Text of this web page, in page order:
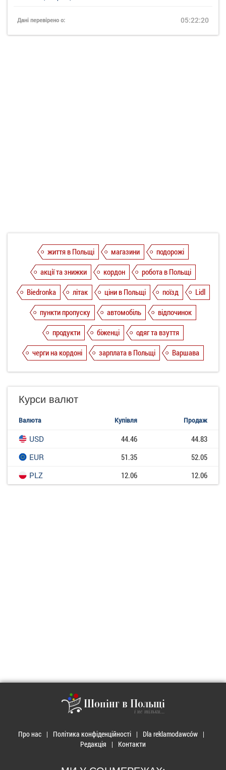
Дані перевірено о: 05:22:20
життя в Польщі магазини
подорожі
акції та знижки
кордон
робота в Польщі
Biedronka
літак ціни в Польщі поїзд
Lidl
пункти пропуску
автомобіль
відпочинок
продукти
біженці
одяг та взуття
черги на кордоні
зарплата в Польщі Варшава
Курси валют
Валюта Купівля Продаж
USD 44.46
44.83
EUR
51.35
52.05
PLZ
12.06 12.06
Шопінг в Польщі
і не тільки...
Про нас Політика конфіденційності
Dla reklamodawców
Редакція
Контакти